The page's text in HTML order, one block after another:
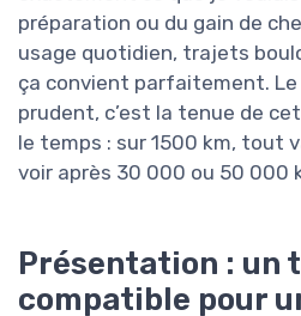
préparation ou du gain de
usage quotidien, trajets
ça convient parfaitement.
prudent, c’est la tenue de
le temps : sur 1500 km, tout
voir après 30 000 ou 50 000
Présentation : un
compatible pour